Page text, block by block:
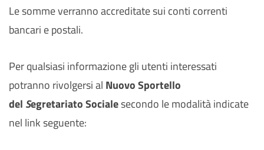
Le somme verranno accreditate sui conti correnti
bancari e postali.
Per qualsiasi informazione gli utenti interessati
potranno rivolgersi al Nuovo Sportello
del Segretariato Socialesecondo le modalità indicate
nel link seguente: